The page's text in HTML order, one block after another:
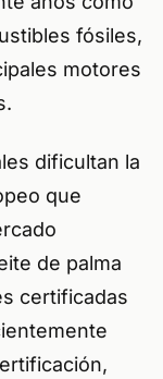
fósiles,
motores
dificultan la
que
de palma
certificadas